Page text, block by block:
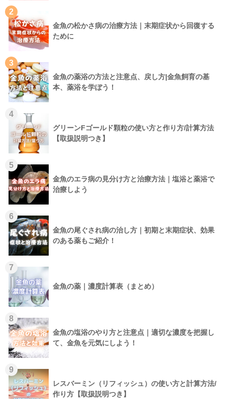
2
金魚の松かさ病の治療方法｜末期症状から回復する
ために
3
金魚の薬浴の方法と注意点、戻し方|金魚飼育の基
本、薬浴を学ぼう！
4
グリーンFゴールド顆粒の使い方と作り方/計算方法
【取扱説明つき】
5
金魚のエラ病の見分け方と治療方法｜塩浴と薬浴で
治療しよう
6
金魚の尾ぐされ病の治し方｜初期と末期症状、効果
のある薬もご紹介！
7
金魚の薬｜濃度計算表（まとめ）
8
金魚の塩浴のやり方と注意点｜適切な濃度を把握し
て、金魚を元気にしよう！
9
レスバーミン（リフィッシュ）の使い方と計算方法/
作り方【取扱説明つき】